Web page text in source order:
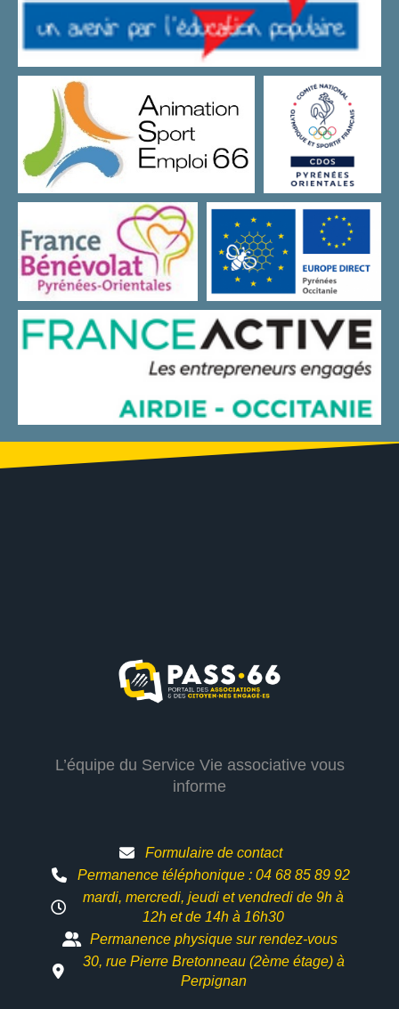
L’équipe du Service Vie associative vous
informe
Formulaire de contact
Permanence téléphonique : 04 68 85 89 92
mardi, mercredi, jeudi et vendredi de 9h à
12h etde 14h à 16h30
Permanence physique sur rendez-vous
30, rue Pierre Bretonneau (2ème étage) à
Perpignan